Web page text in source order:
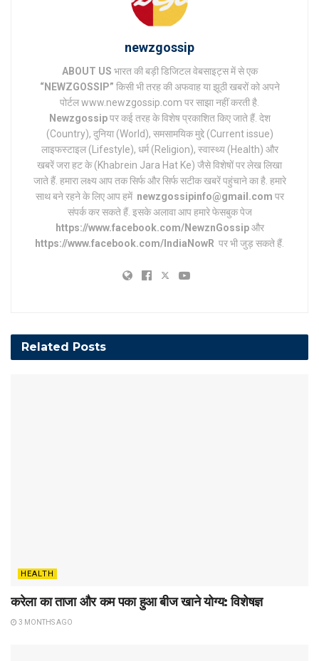
newzgossip
ABOUT US भारत की बड़ी डिजिटल वेबसाइट्स में से एक
“NEWZGOSSIP” किसी भी तरह की अफवाह या झूठी खबरों को अपने
पोर्टल www.newzgossip.com पर साझा नहीं करती है.
Newzgossipपर कई तरह के विशेष प्रकाशित किए जाते हैं. देश
(Country), दुनिया (World), समसामयिक मुद्दे (Current issue)
लाइफस्टाइल (Lifestyle), धर्म (Religion), स्वास्थ्य (Health) और
खबरें जरा हट के (Khabrein Jara Hat Ke) जैसे विशेषों पर लेख लिखा
जाते हैं. हमारा लक्ष्य आप तक सिर्फ और सिर्फ सटीक खबरें पहुंचाने का है. हमारे
साथ बने रहने के लिए आप हमें newzgossipinfo@gmail.com पर
संपर्क कर सकते हैं. इसके अलावा आप हमारे फेसबुक पेज
https://www.facebook.com/NewznGossipऔर
https://www.facebook.com/IndiaNowR पर भी जुड़ सकते हैं.
Related Posts
HEALTH
करेला का ताजा और कम पका हुआ बीज खाने योग्य: विशेषज्ञ
3 MONTHS AGO